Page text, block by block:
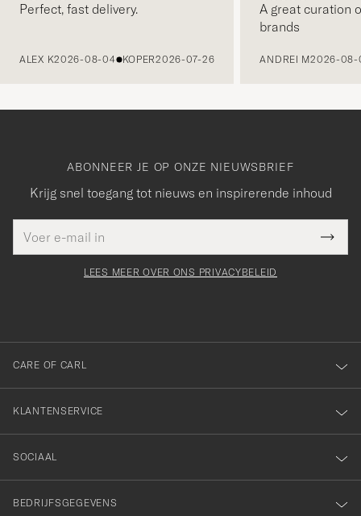
Perfect, fast delivery.
ALEX K2026-08-04 KOPER2026-07-26
A great curation
brands
ANDREI M2026-08-
ABONNEER JE OP ONZE NIEUWSBRIEF
Krijg snel toegang tot nieuws en inspirerende inhoud
mailadres
veldBedankt
voor
onze
nieuwsbrief!
LEES MEER OVER ONS PRIVACYBELEID
CARE OF CARL
KLANTENSERVICE
SOCIAAL
BEDRIJFSGEGEVENS